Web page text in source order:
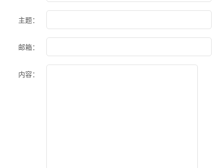
主题：
邮箱：
内容：